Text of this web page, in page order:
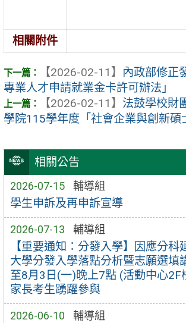
相關公告
2026-07-15 輔導組
學生申訴及再申訴宣導
2026-07-13 輔導組
【重要通知：分發入學】因應分科
大學分發入學落點分析暨志願選填
至8月3日(一)晚上7點 (活動中心2F
家長考生踴躍參與
2026-06-10 輔導組
相關附件
【2026-02-11】 內政部修正
專業人才申請就業金卡許可辦法」
【2026-02-11】 法鼓學校財
學院115學年度「社會企業與創新碩